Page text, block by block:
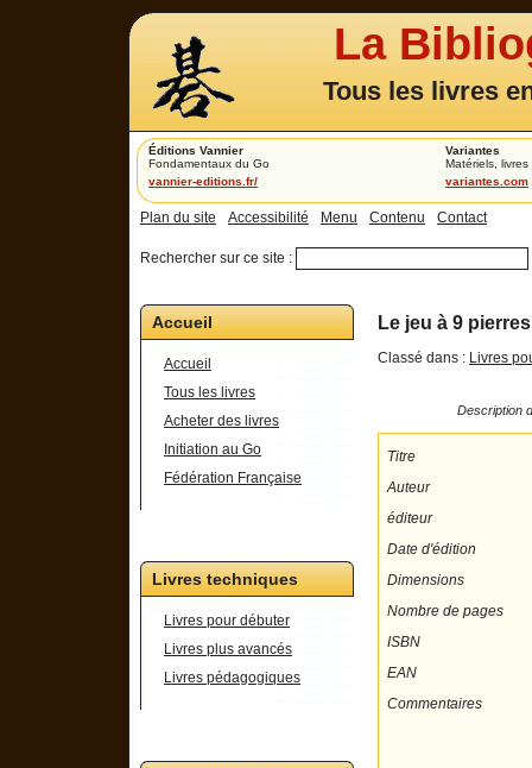
La
Tous les livres
Éditions Vannier
Fondamentaux du Go
vannier-editions.fr/
Variantes
Matériels,
variantes.com
Plan du site Accessibilité Menu Contenu Contact
Rechercher sur ce site :
Accueil
Accueil
Tous les livres
Acheter des livres
Initiation au Go
Fédération Française
Livres techniques
Livres pour débuter
Livres plus avancés
Livres pédagogiques
Le jeu à 9
Classé dans : Livres
Description
Titre
Auteur
éditeur
Date d'édition
Dimensions
Nombre de pages
ISBN
EAN
Commentaires